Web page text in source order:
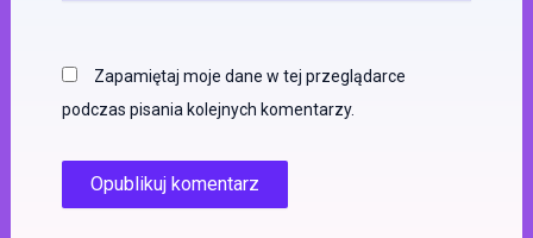
Zapamiętaj moje dane w tej przeglądarce
podczas pisania kolejnych komentarzy.